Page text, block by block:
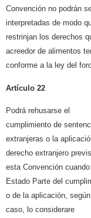
Convención no podrán
interpretadas de modo
restrinjan los derechos
acreedor de alimentos
conforme a la ley del
Artículo 22
Podrá rehusarse el
cumplimiento de
extranjeras o la
derecho extranjero
esta Convención cuando
Estado Parte del
o de la aplicación, según
caso, lo considerare